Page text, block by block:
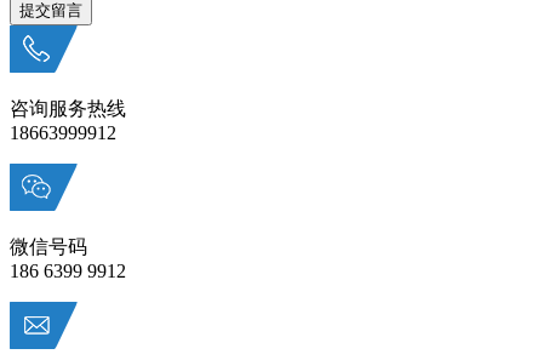
咨询服务热线
18663999912
微信号码
186 6399 9912